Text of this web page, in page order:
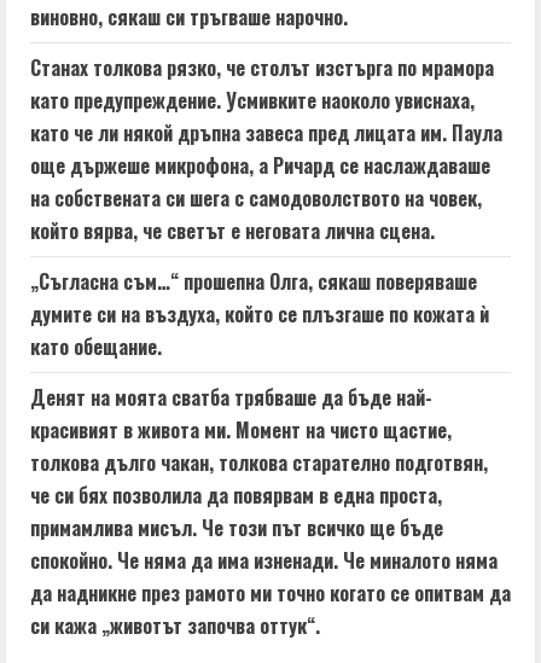
виновно, сякаш си тръгваше нарочно.
Станах толкова рязко, че столът изстърга по мрамора
като предупреждение. Усмивките наоколо увиснаха,
като че ли някой дръпна завеса пред лицата им. Паула
още държеше микрофона, а Ричард се наслаждаваше
на собствената си шега с самодоволството на човек,
който вярва, че светът е неговата лична сцена.
„Съгласна съм…“ прошепна Олга, сякаш поверяваше
думите си на въздуха, който се плъзгаше по кожата ѝ
като обещание.
Денят на моята сватба трябваше да бъде най-
красивият в живота ми. Момент на чисто щастие,
толкова дълго чакан, толкова старателно подготвян,
че си бях позволила да повярвам в една проста,
примамлива мисъл. Че този път всичко ще бъде
спокойно. Че няма да има изненади. Че миналото няма
да надникне през рамото ми точно когато се опитвам да
си кажа „животът започва оттук“.